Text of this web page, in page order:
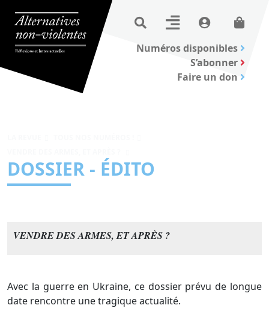
Numéros disponibles
S’abonner
Faire un don
DOSSIER - ÉDITO
VENDRE DES ARMES, ET APRÈS ?
Avec la guerre en Ukraine, ce dossier prévu de longue
date rencontre une tragique actualité.